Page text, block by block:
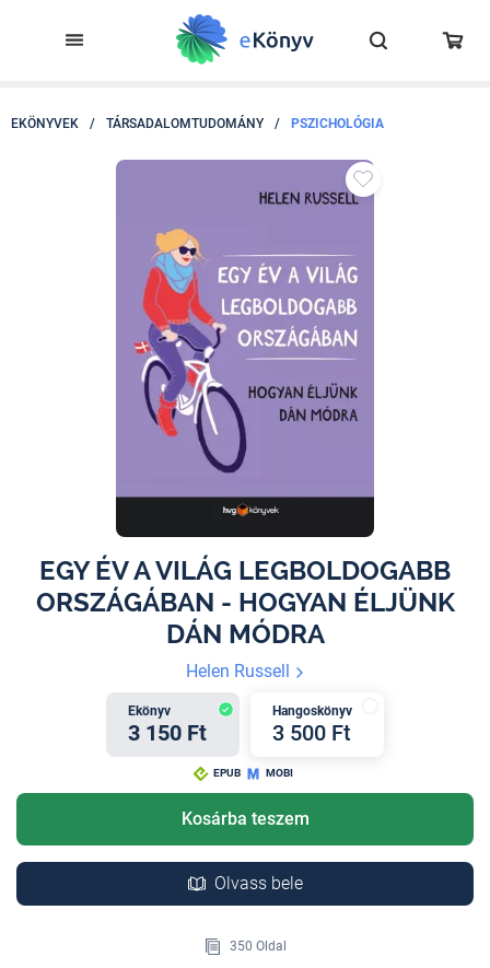
EKÖNYVEK / TÁRSADALOMTUDOMÁNY / PSZICHOLÓGIA
EGY ÉV A VILÁG LEGBOLDOGABB
ORSZÁGÁBAN - HOGYAN ÉLJÜNK
DÁN MÓDRA
Helen Russell
Ekönyv
3 150 Ft
Hangoskönyv
3 500 Ft
EPUB MOBI
Kosárba teszem
Olvass bele
350 Oldal